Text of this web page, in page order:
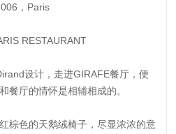
，Paris
RESTAURANT
设计，走进GIRAFE餐厅，便
餐厅的情怀是相辅相成的。
棕色的天鹅绒椅子，尽显浓浓的意